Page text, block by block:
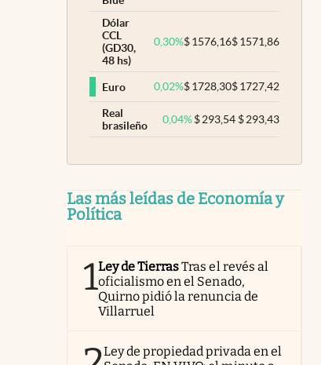
Dólar
CCL
(GD30,
48 hs)
0,30%$1576,16$1571,86
Euro 0,02%$1728,30$1727,42
Real
brasileño
0,04% $293,54 $293,43
Las más leídas de Economía y
Política
1Ley de TierrasTras el revés al
oficialismo en el Senado,
Quirno pidió la renuncia de
Villarruel
Ley de propiedad privada en el